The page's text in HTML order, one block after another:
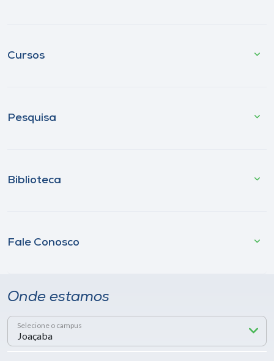
Cursos
Pesquisa
Biblioteca
Fale Conosco
Onde estamos
Selecione o campus